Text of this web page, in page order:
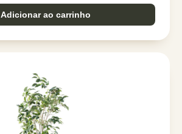
Adicionar ao carrinho